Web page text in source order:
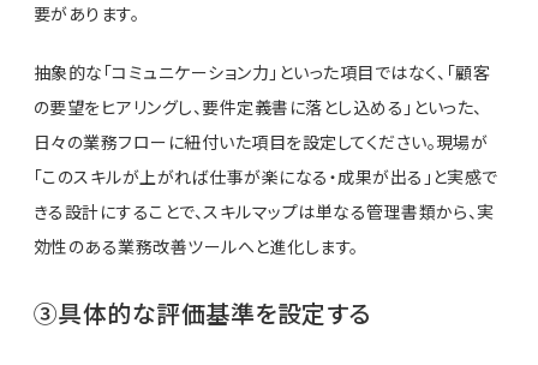
要があります。
抽象的な「コミュニケーション力」といった項目ではなく、「顧客
の要望をヒアリングし、要件定義書に落とし込める」といった、
日々の業務フローに紐付いた項目を設定してください。現場が
「このスキルが上がれば仕事が楽になる・成果が出る」と実感で
きる設計にすることで、スキルマップは単なる管理書類から、実
効性のある業務改善ツールへと進化します。
③具体的な評価基準を設定する